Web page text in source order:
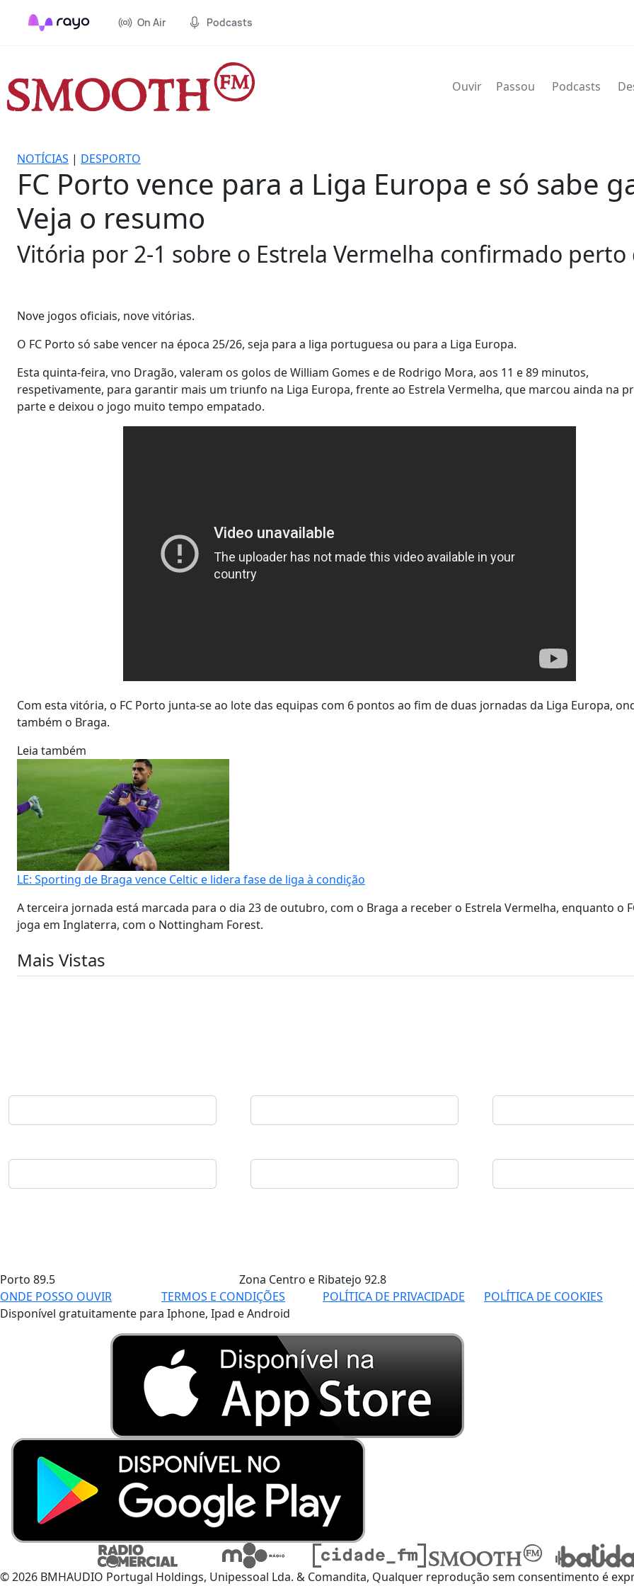
On Air Podcasts
Ouvir Passou Podcasts
NOTÍCIAS | DESPORTO
FC Porto vence para a Liga Europa e só sabe
Veja o resumo
Vitória por 2-1 sobre o Estrela Vermelha confirmado
Nove jogos oficiais, nove vitórias.
O FC Porto só sabe vencer na época 25/26, seja para a liga portuguesa ou para a Liga Europa.
Esta quinta-feira, vno Dragão, valeram os golos de William Gomes e de Rodrigo Mora, aos 11 e 89 minutos,
respetivamente, para garantir mais um triunfo na Liga Europa, frente ao Estrela Vermelha, que marcou ainda na
parte e deixou o jogo muito tempo empatado.
Com esta vitória, o FC Porto junta-se ao lote das equipas com 6 pontos ao fim de duas jornadas da Liga Europa,
também o Braga.
Leia também
LE: Sporting de Braga vence Celtic e lidera fase de liga à condição
A terceira jornada está marcada para o dia 23 de outubro, com o Braga a receber o Estrela Vermelha, enquanto o
joga em Inglaterra, com o Nottingham Forest.
Mais Vistas
Porto 89.5 Zona Centro e Ribatejo 92.8
ONDE POSSO OUVIR
TERMOS E CONDIÇÕES POLÍTICA DE PRIVACIDADE POLÍTICA DE COOKIES
Disponível gratuitamente para Iphone, Ipad e Android
© 2026 BMHAUDIO Portugal Holdings, Unipessoal Lda. & Comandita, Qualquer reprodução sem consentimento é